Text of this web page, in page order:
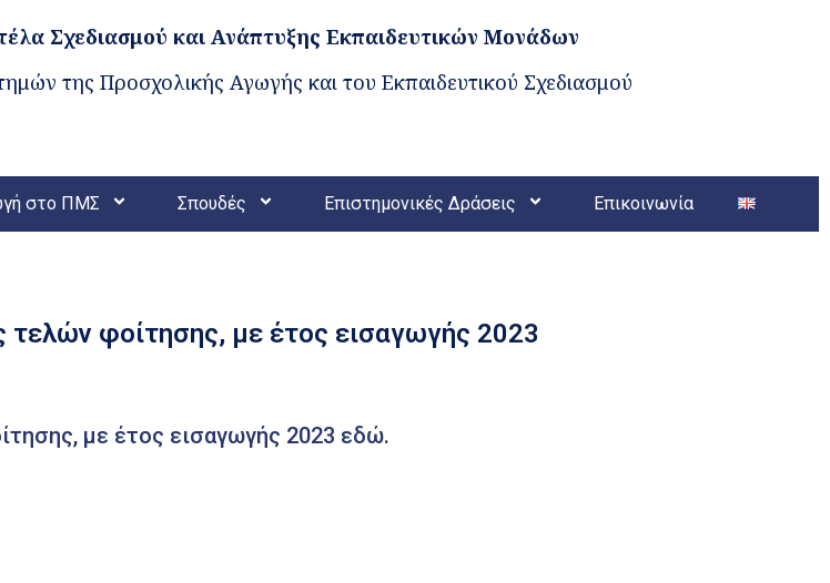
Σχεδιασμού και Ανάπτυξης Εκπαιδευτικών Μονάδων
της Προσχολικής Αγωγής και του Εκπαιδευτικού Σχεδιασμού
στο ΠΜΣ Σπουδές Επιστημονικές Δράσεις Επικοινωνία
φοίτησης, με έτος εισαγωγής 2023
με έτος εισαγωγής 2023 εδώ.